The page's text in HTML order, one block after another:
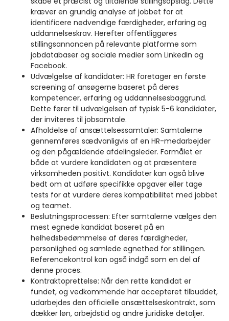
kræver en grundig analyse af jobbet for at
identificere nødvendige færdigheder, erfaring og
uddannelseskrav. Herefter offentliggøres
stillingsannoncen på relevante platforme som
jobdatabaser og sociale medier som LinkedIn og
Facebook.
Udvælgelse af kandidater: HR foretager en første
screening af ansøgerne baseret på deres
kompetencer, erfaring og uddannelsesbaggrund.
Dette fører til udvælgelsen af typisk 5-6 kandidater,
der inviteres til jobsamtale.
Afholdelse af ansættelsessamtaler: Samtalerne
gennemføres sædvanligvis af en HR-medarbejder
og den pågældende afdelingsleder. Formålet er
både at vurdere kandidaten og at præsentere
virksomheden positivt. Kandidater kan også blive
bedt om at udføre specifikke opgaver eller tage
tests for at vurdere deres kompatibilitet med jobbet
og teamet.
Beslutningsprocessen: Efter samtalerne vælges den
mest egnede kandidat baseret på en
helhedsbedømmelse af deres færdigheder,
personlighed og samlede egnethed for stillingen.
Referencekontrol kan også indgå som en del af
denne proces.
Kontraktoprettelse: Når den rette kandidat er
fundet, og vedkommende har accepteret tilbuddet,
udarbejdes den officielle ansættelseskontrakt, som
dækker løn, arbejdstid og andre juridiske detaljer.